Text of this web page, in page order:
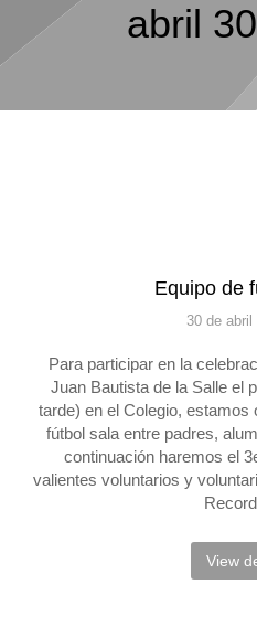
abril
Equipo de
30 de abril
Para participar en la
Juan Bautista de la Salle el
tarde) en el Colegio, estamos
fútbol sala entre padres,
continuación haremos el
valientes voluntarios y
View